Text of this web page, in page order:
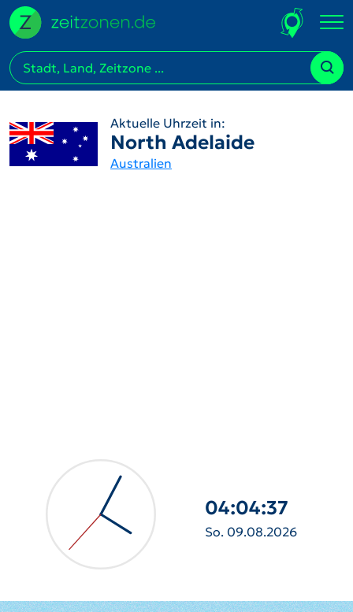
Aktuelle Uhrzeit in:
North Adelaide
Australien
04:04:39
So. 09.08.2026